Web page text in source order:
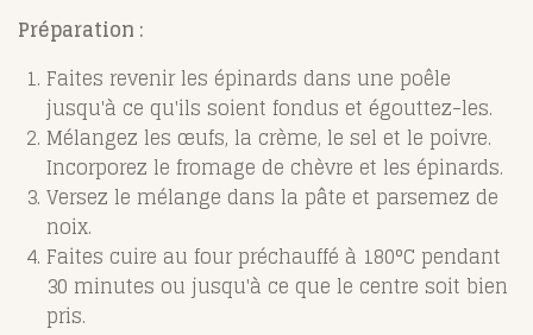
Préparation :
Faites revenir les épinards dans une poêle
jusqu'à ce qu'ils soient fondus et égouttez-les.
Mélangez les œufs, la crème, le sel et le poivre.
Incorporez le fromage de chèvre et les épinards.
Versez le mélange dans la pâte et parsemez de
noix.
Faites cuire au four préchauffé à 180°C pendant
30 minutes ou jusqu'à ce que le centre soit bien
pris.